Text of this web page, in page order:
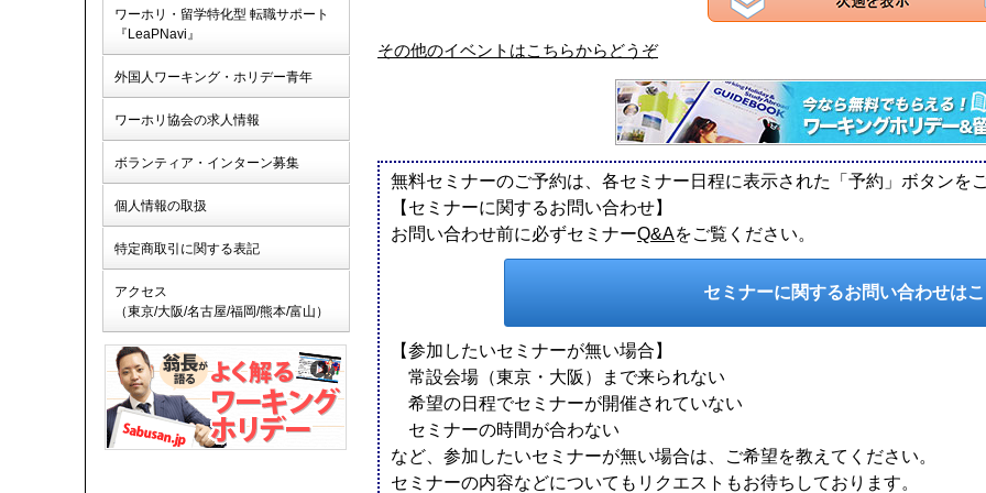
ワーホリ・留学特化型 転職サポート
『LeaPNavi』
外国人ワーキング・ホリデー青年
ワーホリ協会の求人情報
ボランティア・インターン募集
個人情報の取扱
特定商取引に関する表記
アクセス
（東京/大阪/名古屋/福岡/熊本/富山）
その他のイベントはこちらからどうぞ
無料セミナーのご予約は、各セミナー日程に表示された「予約」ボタンを
【セミナーに関するお問い合わせ】
お問い合わせ前に必ずセミナーQ&Aをご覧ください。
セミナーに関するお問い合わせは
【参加したいセミナーが無い場合】
常設会場（東京・大阪）まで来られない
希望の日程でセミナーが開催されていない
セミナーの時間が合わない
など、参加したいセミナーが無い場合は、ご希望を教えてください。
セミナーの内容などについてもリクエストもお待ちしております。